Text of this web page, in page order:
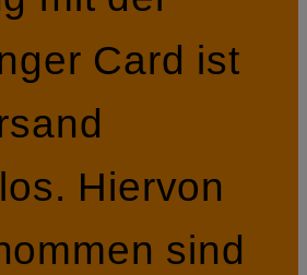
Card ist
Hiervon
sind